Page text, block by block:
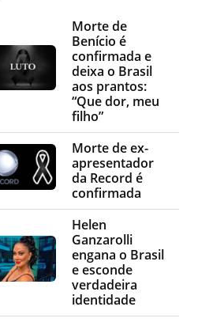
Morte de
Benício é
confirmada e
deixa o Brasil
aos prantos:
“Que dor, meu
filho”
Morte de ex-
apresentador
da Record é
confirmada
Helen
Ganzarolli
engana o Brasil
e esconde
verdadeira
identidade